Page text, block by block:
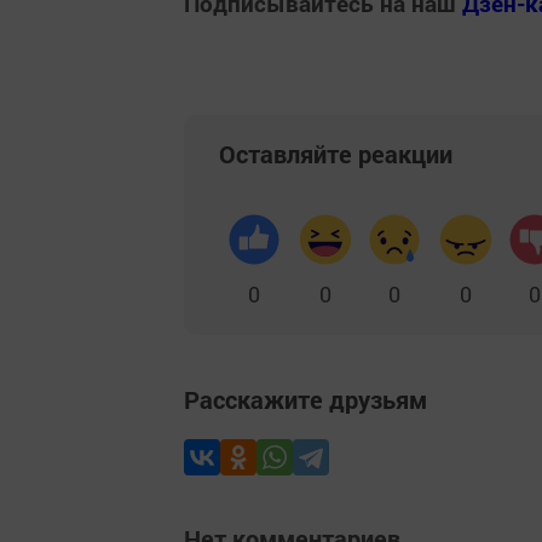
Оставляйте реакции
0 0 0 0 0
Расскажите друзьям